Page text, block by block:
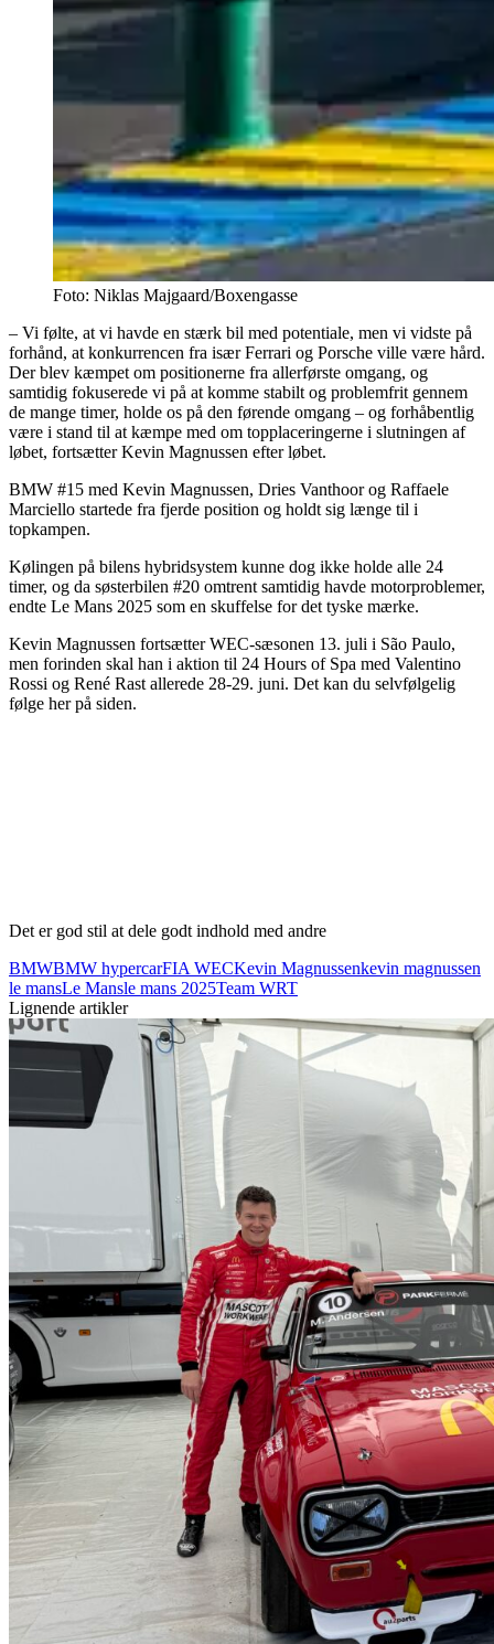
Foto: Niklas Majgaard/Boxengasse
– Vi følte, at vi havde en stærk bil med potentiale, men vi vidste på
forhånd, at konkurrencen fra især Ferrari og Porsche ville være hård.
Der blev kæmpet om positionerne fra allerførste omgang, og
samtidig fokuserede vi på at komme stabilt og problemfrit gennem
de mange timer, holde os på den førende omgang – og forhåbentlig
være i stand til at kæmpe med om topplaceringerne i slutningen af
løbet, fortsætter Kevin Magnussen efter løbet.
BMW #15 med Kevin Magnussen, Dries Vanthoor og Raffaele
Marciello startede fra fjerde position og holdt sig længe til i
topkampen.
Kølingen på bilens hybridsystem kunne dog ikke holde alle 24
timer, og da søsterbilen #20 omtrent samtidig havde motorproblemer,
endte Le Mans 2025 som en skuffelse for det tyske mærke.
Kevin Magnussen fortsætter WEC-sæsonen 13. juli i São Paulo,
men forinden skal han i aktion til 24 Hours of Spa med Valentino
Rossi og René Rast allerede 28-29. juni. Det kan du selvfølgelig
følge her på siden.
Det er god stil at dele godt indhold med andre
BMWBMW hypercarFIA WECKevin Magnussenkevin magnussen
le mansLe Mansle mans 2025Team WRT
Lignende artikler